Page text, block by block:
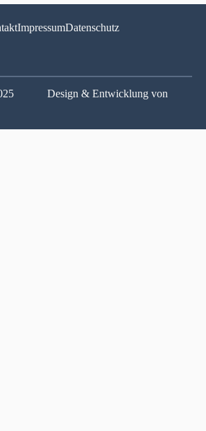
ImpressumDatenschutz
Design & Entwicklung von